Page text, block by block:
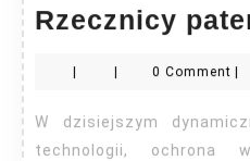
Rzecznicy
| | 0 Comment |
W dzisiejszym dynamicznym świecie biznesu i
technologii, ochrona